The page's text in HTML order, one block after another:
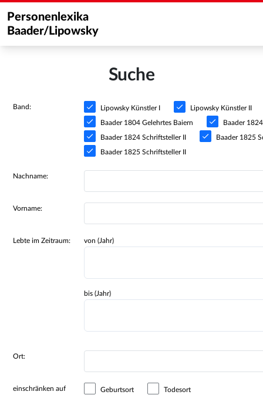
Personenlexika
Baader/Lipowsky
Suche
Band: Lipowsky Künstler I Lipowsky Künstler II
Baader 1804 Gelehrtes Baiern Baader
Baader 1824 Schriftsteller II Baader 1825
Baader 1825 Schriftsteller II
Nachname:
Vorname:
Lebte im Zeitraum: von (Jahr)
bis (Jahr)
Ort:
einschränken auf Geburtsort Todesort